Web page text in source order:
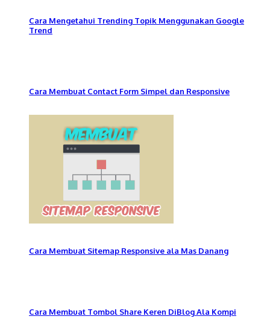
Cara Mengetahui Trending Topik Menggunakan Google
Trend
Cara Membuat Contact Form Simpel dan Responsive
Cara Membuat Sitemap Responsive ala Mas Danang
Cara Membuat Tombol Share Keren DiBlog Ala Kompi